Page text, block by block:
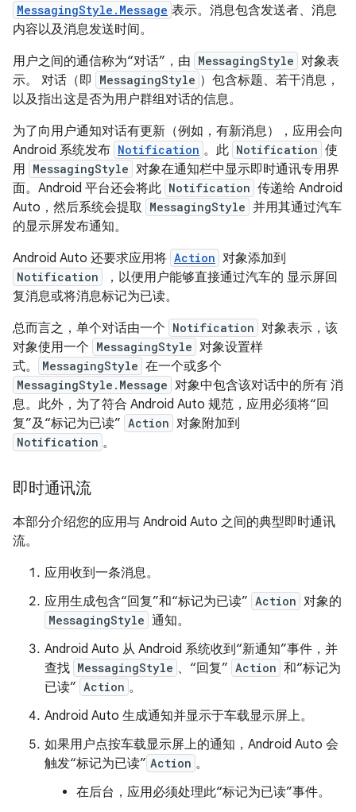
MessagingStyle.Message 表示。消息包含发送者、消息
内容以及消息发送时间。
用户之间的通信称为“对话”，由 MessagingStyle 对象表
示。 对话（即 MessagingStyle ）包含标题、若干消息，
以及指出这是否为用户群组对话的信息。
为了向用户通知对话有更新（例如，有新消息），应用会向
Android 系统发布 Notification 。此 Notification 使
用 MessagingStyle 对象在通知栏中显示即时通讯专用界
面。Android 平台还会将此 Notification 传递给 Android
Auto，然后系统会提取 MessagingStyle 并用其通过汽车
的显示屏发布通知。
Android Auto 还要求应用将 Action 对象添加到
Notification
，以便用户能够直接通过汽车的 显示屏回
复消息或将消息标记为已读。
总而言之，单个对话由一个 Notification 对象表示，该
对象使用一个 MessagingStyle 对象设置样
式。
MessagingStyle 在一个或多个
MessagingStyle.Message 对象中包含该对话中的所有 消
息。此外，为了符合 Android Auto 规范，应用必须将“回
复”及“标记为已读” Action 对象附加到
Notification 。
即时通讯流
本部分介绍您的应用与 Android Auto 之间的典型即时通讯
流。
应用收到一条消息。
应用生成包含“回复”和“标记为已读” Action 对象的
MessagingStyle 通知。
Android Auto 从 Android 系统收到“新通知”事件，并
查找 MessagingStyle 、“回复” Action 和“标记为
已读” Action 。
Android Auto 生成通知并显示于车载显示屏上。
如果用户点按车载显示屏上的通知，Android Auto 会
触发“标记为已读” Action 。
在后台，应用必须处理此“标记为已读”事件。